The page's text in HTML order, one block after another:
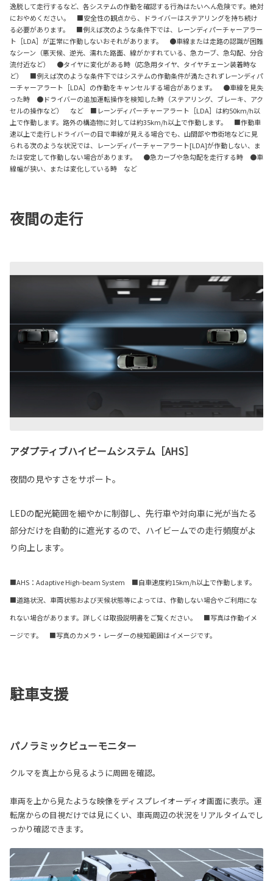
逸脱して走行するなど、各システムの作動を確認する行為はたいへん危険です。絶対
におやめください。 ■安全性の観点から、ドライバーはステアリングを持ち続け
る必要があります。 ■例えば次のような条件下では、レーンディパーチャーアラー
ト［LDA］が正常に作動しないおそれがあります。 ●車線または走路の認識が困難
なシーン（悪天候、逆光、濡れた路面、線がかすれている、急カーブ、急勾配、分合
流付近など） ●タイヤに変化がある時（応急用タイヤ、タイヤチェーン装着時な
ど） ■例えば次のような条件下ではシステムの作動条件が満たされずレーンディパ
ーチャーアラート［LDA］の作動をキャンセルする場合があります。 ●車線を見失
った時 ●ドライバーの追加運転操作を検知した時（ステアリング、ブレーキ、アク
セルの操作など） など ■レーンディパーチャーアラート［LDA］は約50km/h以
上で作動します。路外の構造物に対しては約35km/h以上で作動します。 ■作動車
速以上で走行しドライバーの目で車線が見える場合でも、山間部や市街地などに見
られる次のような状況では、レーンディパーチャーアラート[LDA]が作動しない、ま
たは安定して作動しない場合があります。 ●急カーブや急勾配を走行する時 ●車
線幅が狭い、または変化している時 など
夜間の走行
アダプティブハイビームシステム［AHS］
夜間の見やすさをサポート。
LEDの配光範囲を細やかに制御し、先行車や対向車に光が当たる
部分だけを自動的に遮光するので、ハイビームでの走行頻度がよ
り向上します。
■AHS：Adaptive High-beam System ■自車速度約15km/h以上で作動します。
■道路状況、車両状態および天候状態等によっては、作動しない場合やご利用にな
れない場合があります。詳しくは取扱説明書をご覧ください。 ■写真は作動イメ
ージです。 ■写真のカメラ・レーダーの検知範囲はイメージです。
駐車支援
パノラミックビューモニター
クルマを真上から見るように周囲を確認。
車両を上から見たような映像をディスプレイオーディオ画面に表示。運
転席からの目視だけでは見にくい、車両周辺の状況をリアルタイムでし
っかり確認できます。